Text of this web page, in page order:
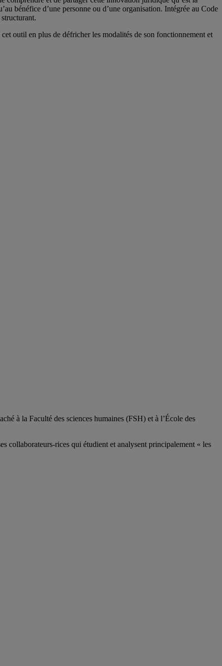
bénéfice d’une personne ou d’une organisation. Intégrée au Code
outil en plus de défricher les modalités de son fonctionnement et
à la Faculté des sciences humaines (FSH) et à l’École des
collaborateurs-rices qui étudient et analysent principalement « les